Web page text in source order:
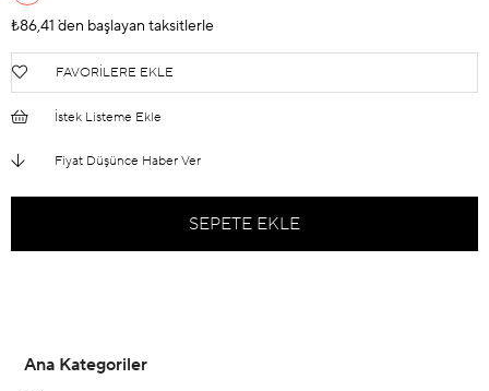
İndirim
₺86,41 `den başlayan taksitlerle
FAVORILERE EKLE
İstek Listeme Ekle
Fiyat Düşünce Haber Ver
Ana Kategoriler